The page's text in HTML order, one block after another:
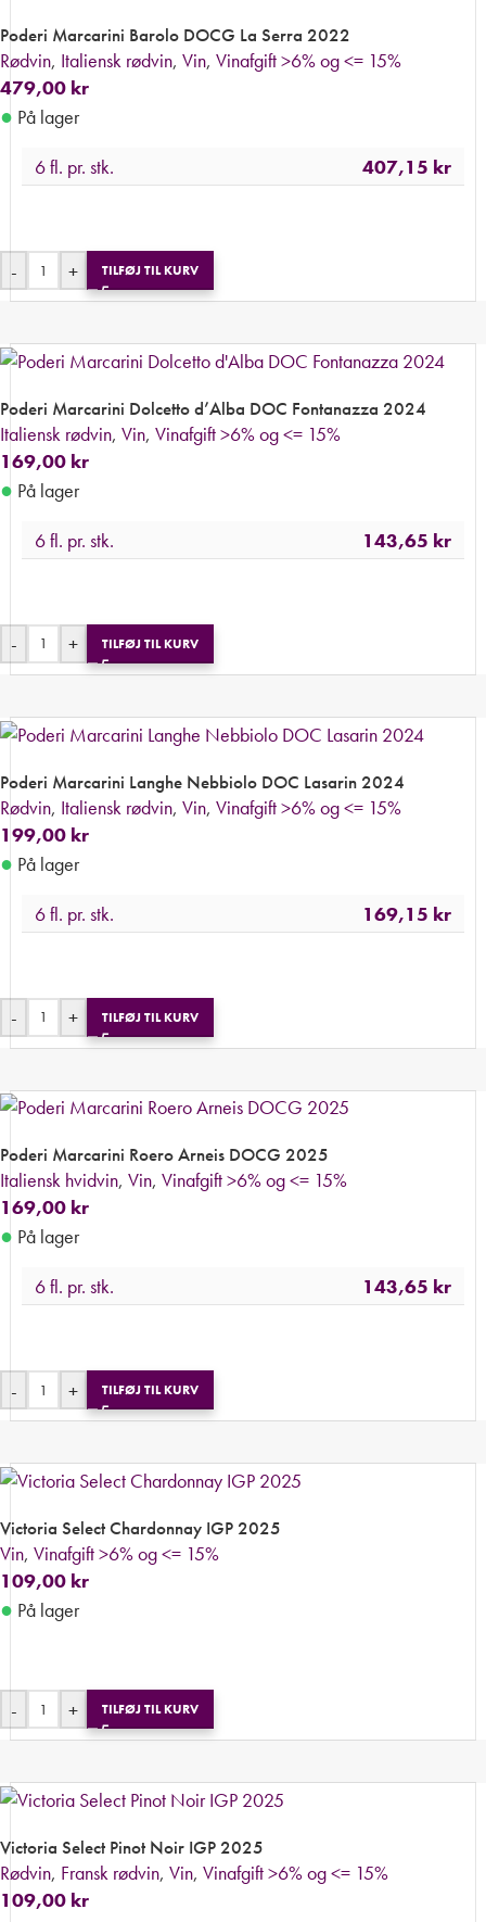
Poderi Marcarini Barolo DOCG La Serra 2022
Rødvin, Italiensk rødvin, Vin, Vinafgift >6% og <= 15%
479,00 kr
● På lager
6 fl. pr. stk.
407,15 kr
- + TILFØJ TIL KURV
Poderi Marcarini Dolcetto d’Alba DOC Fontanazza 2024
Italiensk rødvin, Vin, Vinafgift >6% og <= 15%
169,00 kr
● På lager
6 fl. pr. stk.
143,65 kr
- + TILFØJ TIL KURV
Poderi Marcarini Langhe Nebbiolo DOC Lasarin 2024
Rødvin, Italiensk rødvin, Vin, Vinafgift >6% og <= 15%
199,00 kr
● På lager
6 fl. pr. stk.
169,15 kr
- + TILFØJ TIL KURV
Poderi Marcarini Roero Arneis DOCG 2025
Italiensk hvidvin, Vin, Vinafgift >6% og <= 15%
169,00 kr
● På lager
6 fl. pr. stk.
143,65 kr
- + TILFØJ TIL KURV
Victoria Select Chardonnay IGP 2025
Vin, Vinafgift >6% og <= 15%
109,00 kr
● På lager
- + TILFØJ TIL KURV
Victoria Select Pinot Noir IGP 2025
Rødvin, Fransk rødvin, Vin, Vinafgift >6% og <= 15%
109,00 kr